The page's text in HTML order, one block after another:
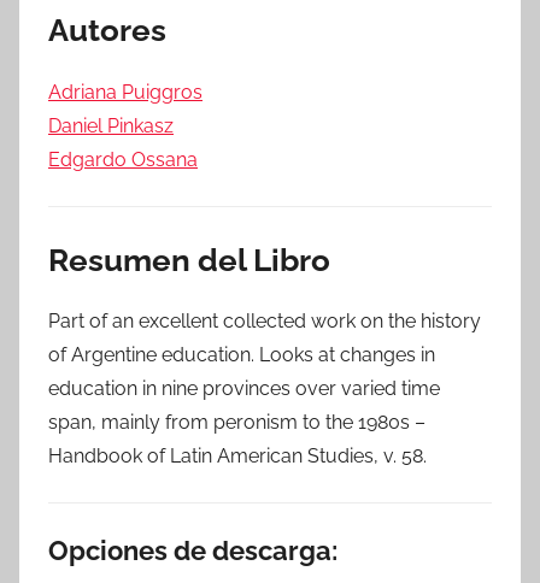
Autores
Adriana Puiggros
Daniel Pinkasz
Edgardo Ossana
Resumen del Libro
Part of an excellent collected work on the history
of Argentine education. Looks at changes in
education in nine provinces over varied time
span, mainly from peronism to the 1980s –
Handbook of Latin American Studies, v. 58.
Opciones de descarga: